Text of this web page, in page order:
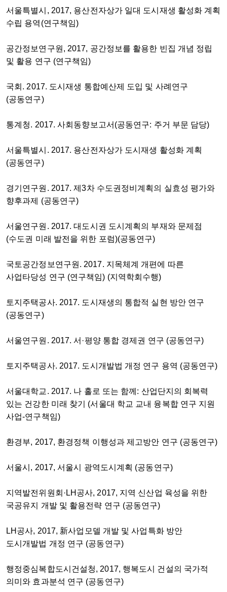
서울특별시, 2017, 용산전자상가 일대 도시재생 활성화 계획
수립 용역(연구책임)
공간정보연구원, 2017, 공간정보를 활용한 빈집 개념 정립
및 활용 연구 (연구책임)
국회. 2017. 도시재생 통합예산제 도입 및 사례연구
(공동연구)
통계청. 2017. 사회동향보고서(공동연구: 주거 부문 담당)
서울특별시. 2017. 용산전자상가 도시재생 활성화 계획
(공동연구)
경기연구원. 2017. 제3차 수도권정비계획의 실효성 평가와
향후과제 (공동연구)
서울연구원. 2017. 대도시권 도시계획의 부재와 문제점
(수도권 미래 발전을 위한 포럼)(공동연구)
국토공간정보연구원. 2017. 지목체계 개편에 따른
사업타당성 연구 (연구책임) (지역학회수행)
토지주택공사. 2017. 도시재생의 통합적 실현 방안 연구
(공동연구)
서울연구원. 2017. 서·평양 통합 경제권 연구 (공동연구)
토지주택공사. 2017. 도시개발법 개정 연구 용역 (공동연구)
서울대학교. 2017. 나 홀로 또는 함께: 산업단지의 회복력
있는 건강한 미래 찾기 (서울대 학교 교내 융복합 연구 지원
사업-연구책임)
환경부, 2017, 환경정책 이행성과 제고방안 연구 (공동연구)
서울시, 2017, 서울시 광역도시계획 (공동연구)
지역발전위원회·LH공사, 2017, 지역 신산업 육성을 위한
국공유지 개발 및 활용전략 연구 (공동연구)
LH공사, 2017, 新사업모델 개발 및 사업특화 방안
도시개발법 개정 연구 (공동연구)
행정중심복합도시건설청, 2017, 행복도시 건설의 국가적
의미와 효과분석 연구 (공동연구)